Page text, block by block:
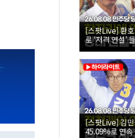
[스팟Live] 환호
로 ‘저격 연설’
26.08.08 더불
보 인천 합동연
[스팟Live] 김민
45.09%로 연